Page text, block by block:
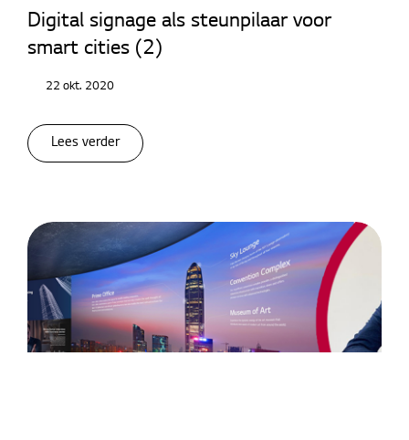
Digital signage als steunpilaar voor
smart cities (2)
22 okt. 2020
Lees verder